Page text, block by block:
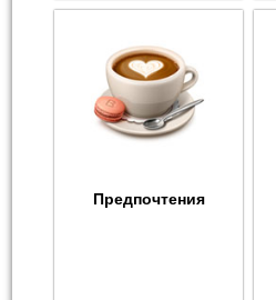
Предпочтения